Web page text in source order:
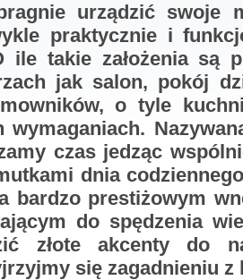
urządzić swoje
praktycznie i
ile takie założenia są
jak salon, pokój
o tyle
wymaganiach.
czas jedząc
dnia
bardzo prestiżowym
do spędzenia
złote akcenty do
się zagadnieniu